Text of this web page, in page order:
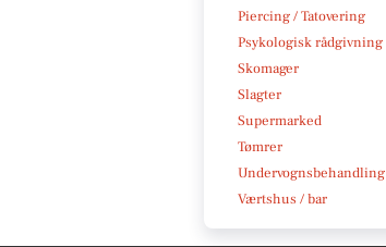
Piercing / Tatovering
Psykologisk rådgivning
Skomager
Slagter
Supermarked
Tømrer
Undervognsbehandling
Værtshus / bar